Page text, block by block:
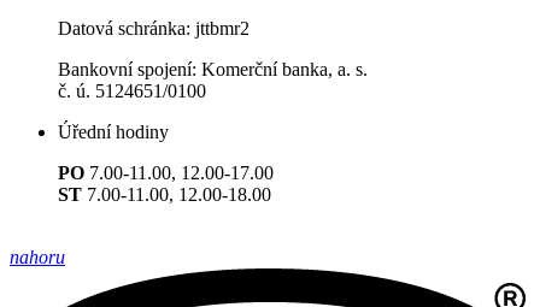
Datová schránka: jttbmr2
Bankovní spojení: Komerční banka, a. s.
č. ú. 5124651/0100
Úřední hodiny
PO 7.00-11.00, 12.00-17.00
ST 7.00-11.00, 12.00-18.00
nahoru